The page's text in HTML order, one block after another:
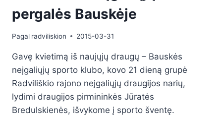
pergalės Bauskėje
Pagal radviliskion 2015-03-31
Gavę kvietimą iš naujųjų draugų – Bauskės
neįgaliųjų sporto klubo, kovo 21 dieną grupė
Radviliškio rajono neįgaliųjų draugijos narių,
lydimi draugijos pirmininkės Jūratės
Bredulskienės, išvykome į sporto šventę.